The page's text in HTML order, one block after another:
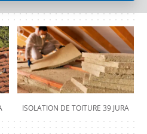
ISOLATION DE TOITURE 39 JURA